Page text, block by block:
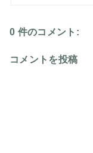
0 件のコメント:
コメントを投稿